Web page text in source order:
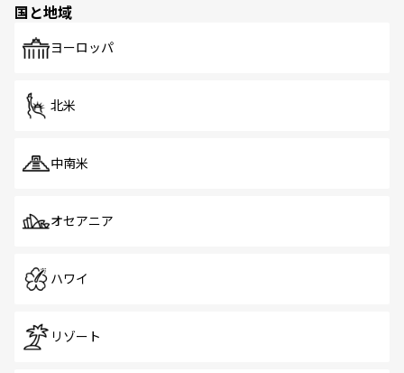
で、ホーカーズは地元の風情を楽しめる外せないスポット
国と地域
ヨーロッパ
北米
中南米
オセアニア
ハワイ
リゾート